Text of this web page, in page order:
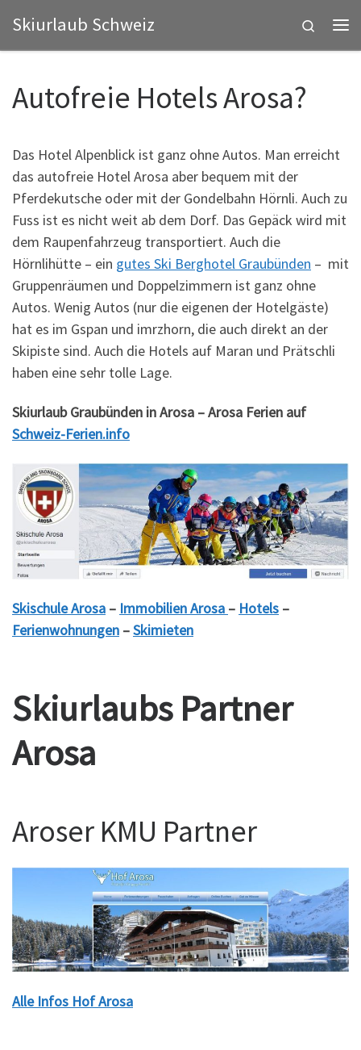
Zum Inhalt springen
Skiurlaub Schweiz
Search
Autofreie Hotels Arosa?
Das Hotel Alpenblick ist ganz ohne Autos. Man erreicht
das autofreie Hotel Arosa aber bequem mit der
Pferdekutsche oder mit der Gondelbahn Hörnli. Auch zu
Fuss ist es nicht weit ab dem Dorf. Das Gepäck wird mit
dem Raupenfahrzeug transportiert. Auch die
Hörnlihütte – ein gutes Ski Berghotel Graubünden – mit
Gruppenräumen und Doppelzimmern ist ganz ohne
Autos. Wenig Autos (nur die eigenen der Hotelgäste)
hat es im Gspan und imrzhorn, die auch direkt an der
Skipiste sind. Auch die Hotels auf Maran und Prätschli
haben eine sehr tolle Lage.
Skiurlaub Graubünden in Arosa – Arosa Ferien auf
Schweiz-Ferien.info
Skischule Arosa – Immobilien Arosa – Hotels –
Ferienwohnungen –Skimieten
Skiurlaubs Partner
Arosa
Aroser KMU Partner
Alle Infos Hof Arosa